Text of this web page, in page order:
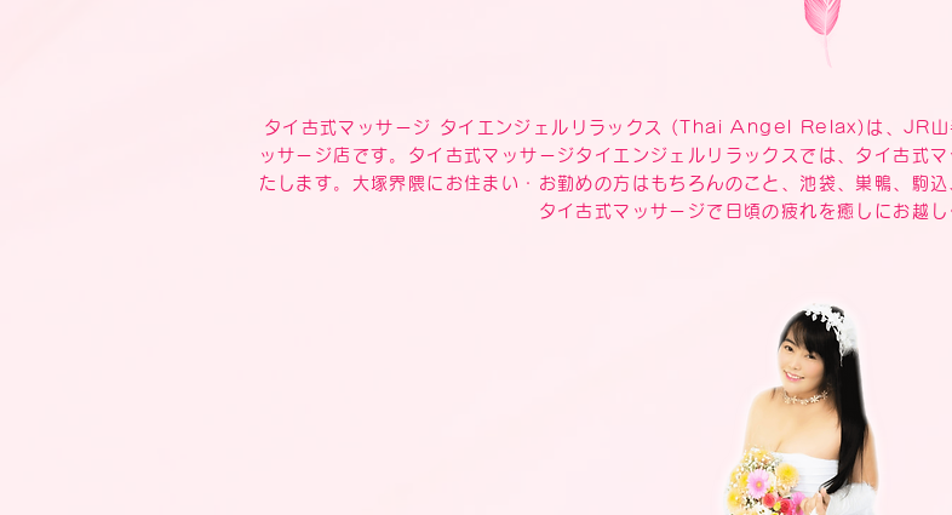
タイ古式マッサージ タイエンジェルリラックス (Thai Angel Relax)は、JR山
ッサージ店です。タイ古式マッサージタイエンジェルリラックスでは、タイ古式
たします。大塚界隈にお住まい・お勤めの方はもちろんのこと、池袋、巣鴨、駒
タイ古式マッサージで日頃の疲れを癒しにお越し